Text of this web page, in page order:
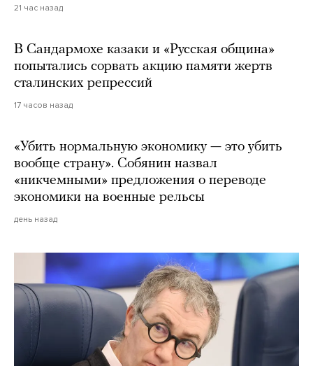
21 час назад
В Сандармохе казаки и «Русская община»
попытались сорвать акцию памяти жертв
сталинских репрессий
17 часов назад
«Убить нормальную экономику — это убить
вообще страну». Собянин назвал
«никчемными» предложения о переводе
экономики на военные рельсы
день назад